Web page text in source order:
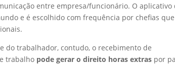
entre empresa/funcionário. O aplicativo
e é escolhido com frequência por chefias que
do trabalhador, contudo, o recebimento de
trabalho pode gerar o direito horas extras por